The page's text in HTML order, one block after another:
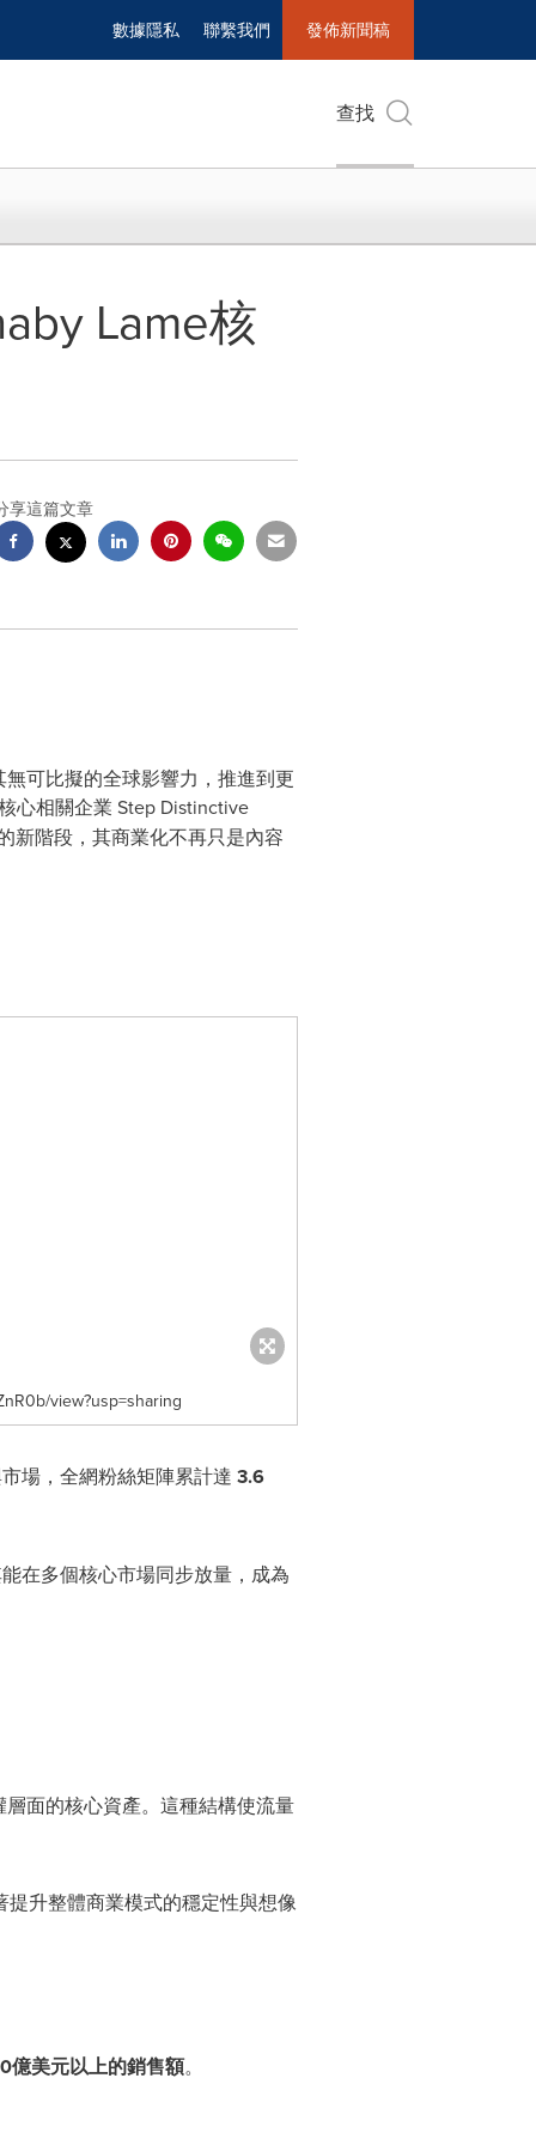
數據隱私 聯繫我們 發佈新聞稿
查找
Lame核
享這篇文章
可比擬的全球影響力，推進到更
心相關企業 Step Distinctive
新階段，其商業化不再只是內容
view?usp=sharing
場，全網粉絲矩陣累計達 3.6
在多個核心市場同步放量，成為
面的核心資產。這種結構使流量
升整體商業模式的穩定性與想像
億美元以上的銷售額。